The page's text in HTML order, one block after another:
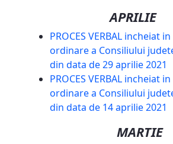
APRILIE
PROCES VERBAL incheiat
ordinare a Consiliului
din data de 29 aprilie 2021
PROCES VERBAL incheiat
ordinare a Consiliului
din data de 14 aprilie 2021
MARTIE